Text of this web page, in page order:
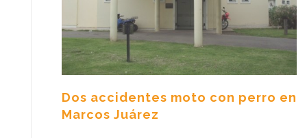
Dos accidentes moto con perro en
Marcos Juárez